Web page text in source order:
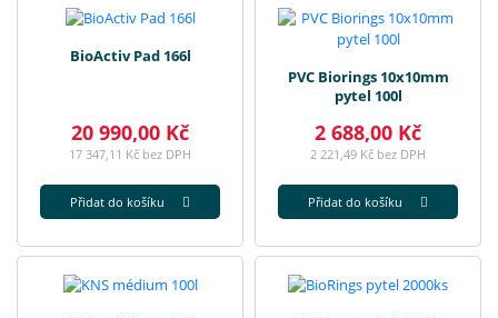
BioActiv Pad 166l
20 990,00 Kč
17 347,11 Kč bez DPH
Přidat do košíku
PVC Biorings 10x10mm
pytel 100l
2 688,00 Kč
2 221,49 Kč bez DPH
Přidat do košíku